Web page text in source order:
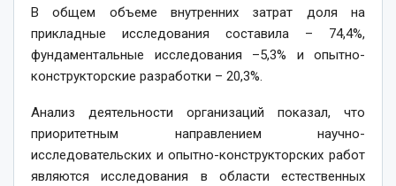
В общем объеме внутренних затрат доля на
прикладные исследования составила – 74,4%,
фундаментальные исследования –5,3% и опытно-
конструкторские разработки – 20,3%.
Анализ деятельности организаций показал, что
приоритетным направлением научно-
исследовательских и опытно-конструкторских работ
являются исследования в области естественных